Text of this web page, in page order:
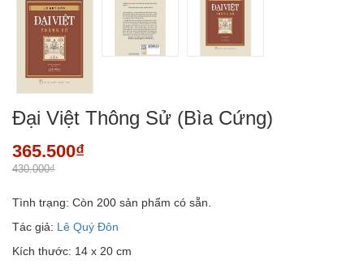
Đại Việt Thông Sử (Bìa Cứng)
365.500₫
430.000₫
Tình trạng: Còn 200 sản phẩm có sẵn.
Tác giả: Lê Quý Đôn
Kích thước: 14 x 20 cm